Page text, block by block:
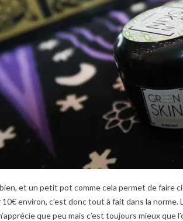
et un petit pot comme cela permet de faire
environ, c’est donc tout à fait dans la
que peu mais c’est toujours mieux